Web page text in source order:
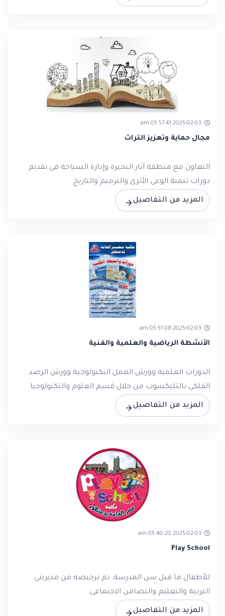
2025-02-03 05:57:41 am
مجال حماية وتعزيز التراث
التعاون مع منطقة آثار البحيرة وإدارة السياحة فى تقديم
دورات تنمية الوعى الأثرى والترميم والتاريخ
المزيد من التفاصيل
2025-02-03 05:51:08 am
الأنشطة الرياضية والعلمية والفنية
الدورات العلمية وورش العمل التكنولوجية وورش الرصد
الفلكى بالتليكسوب من خلال قسم العلوم والتكنولوجيا.
المزيد من التفاصيل
2025-02-03 05:40:20 am
Play School
للأطفال ما قبل سن المدرسة. تم ترخيصه من مديريتى
التربية والتعليم والتضامن الاجتماعى.
المزيد من التفاصيل